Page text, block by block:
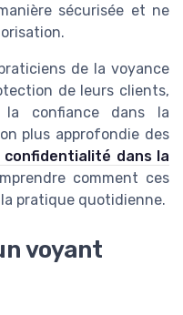
sécurisée et ne
de la voyance
de leurs clients,
la confiance dans la
plus approfondie des
dans la
comment ces
pratique quotidienne.
voyant